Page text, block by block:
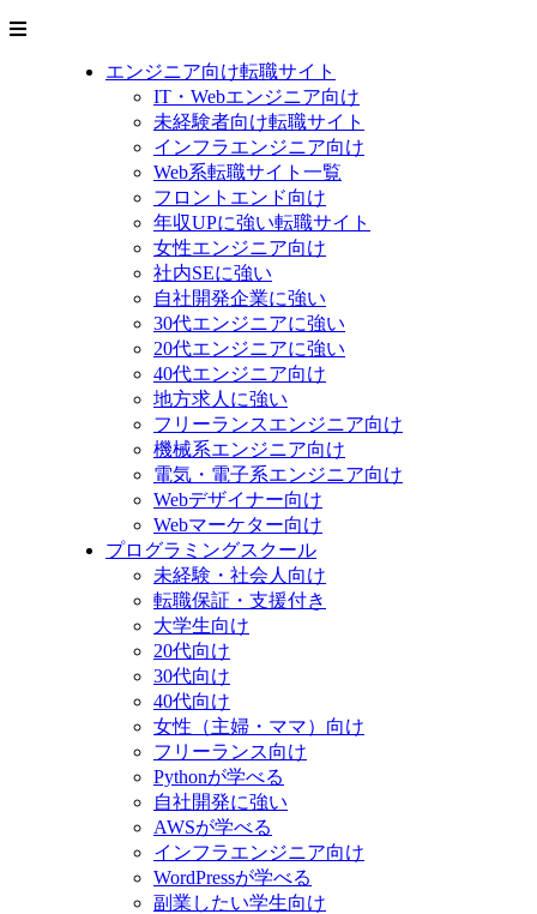
エンジニア向け転職サイト
IT・Webエンジニア向け
未経験者向け転職サイト
インフラエンジニア向け
Web系転職サイト一覧
フロントエンド向け
年収UPに強い転職サイト
女性エンジニア向け
社内SEに強い
自社開発企業に強い
30代エンジニアに強い
20代エンジニアに強い
40代エンジニア向け
地方求人に強い
フリーランスエンジニア向け
機械系エンジニア向け
電気・電子系エンジニア向け
Webデザイナー向け
Webマーケター向け
プログラミングスクール
未経験・社会人向け
転職保証・支援付き
大学生向け
20代向け
30代向け
40代向け
女性（主婦・ママ）向け
フリーランス向け
Pythonが学べる
自社開発に強い
AWSが学べる
インフラエンジニア向け
WordPressが学べる
副業したい学生向け